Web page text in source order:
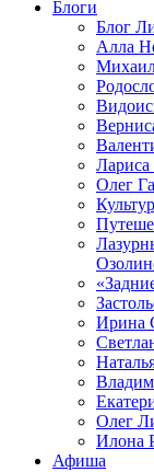
Блоги
Блог
Алла
Олег
Ирина
Олег
Илона
Афиша